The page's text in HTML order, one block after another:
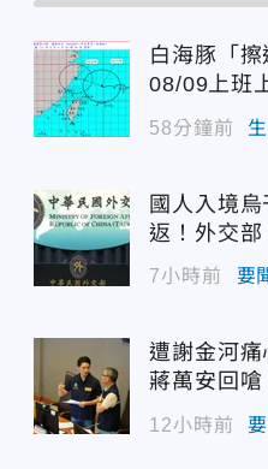
白海豚「
08/09上班
58分鐘前
國人入境
返！外交
7小時前 要
遭謝金河痛
蔣萬安回
12小時前